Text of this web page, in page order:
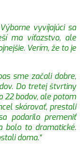
vyvíjajúci sa
ma víťazstvo, ale
Verím, že to je
sme začali dobre,
Do tretej štvrtiny
22 bodov, ale potom
skórovať, prestali
podarilo premeniť
bolo to dramatické.
doma.“